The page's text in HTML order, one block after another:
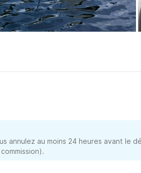
annulez au moins 24 heures avant le